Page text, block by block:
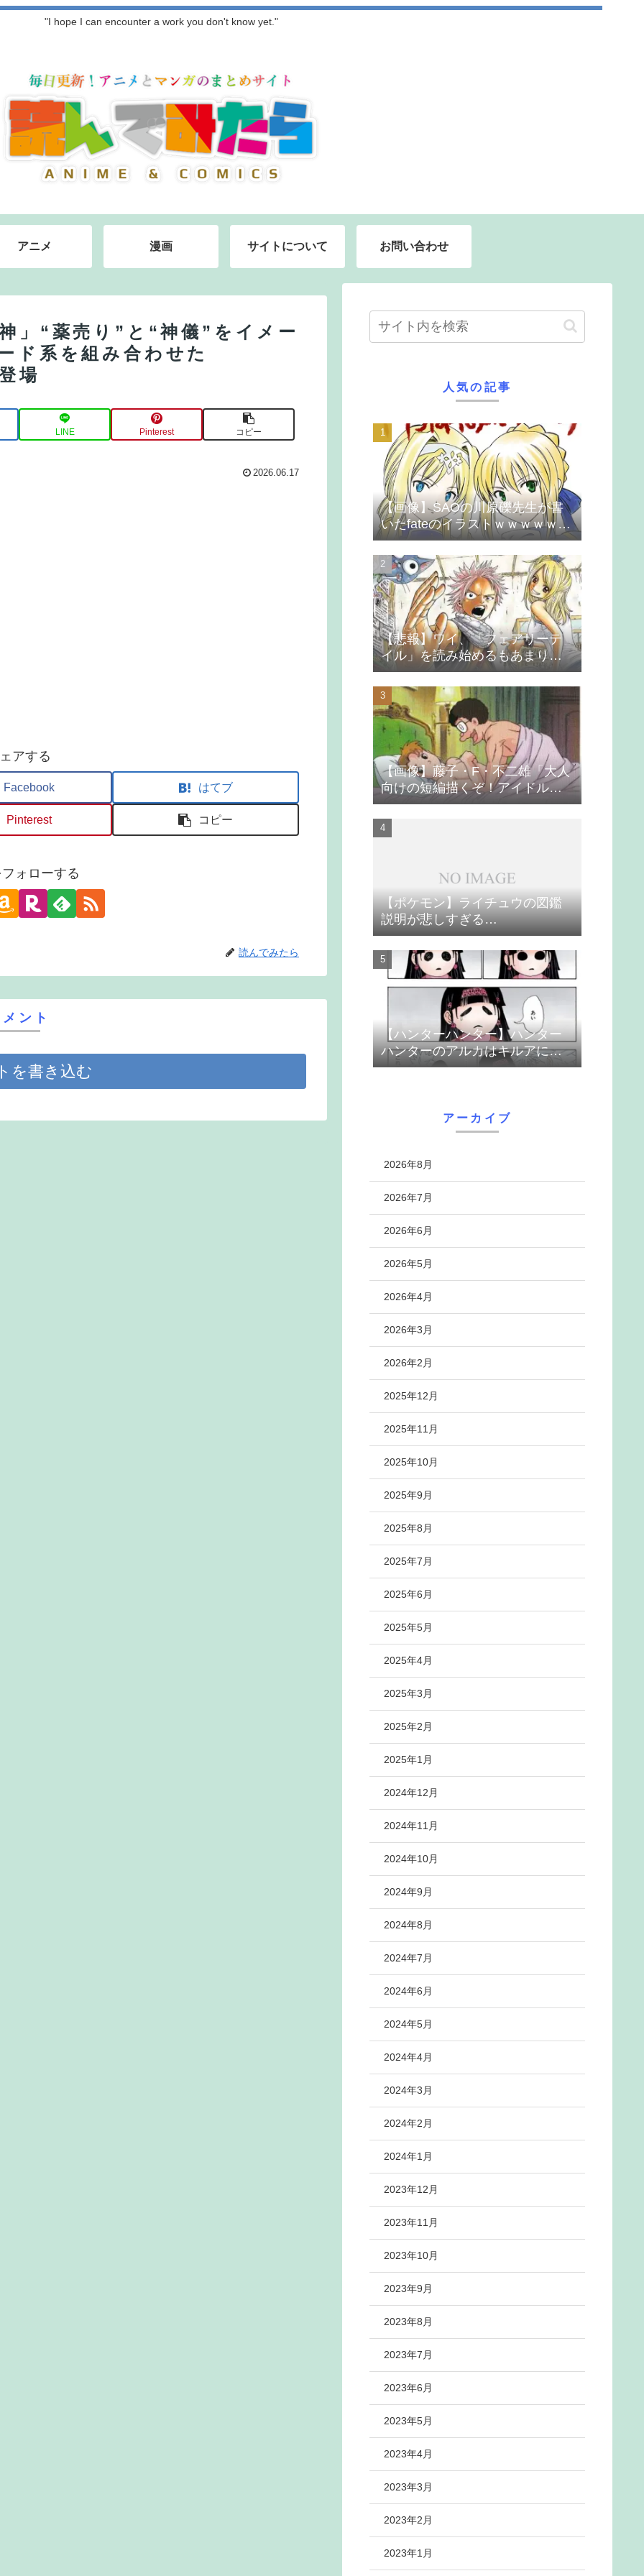
"I hope I can encounter a work you don't know yet."
アニメ 漫画 サイトについて お問い合わせ
」“薬売り”と“神儀”をイメー
ド系を組み合わせた
場
LINE Pinterest コピー
2026.06.17
アする
Facebook はてブ
Pinterest コピー
ォローする
読んでみたら
ント
を書き込む
人気の記事
【画像】SAOの川原礫先生が書
いたfateのイラストｗｗｗｗｗｗ
ｗｗｗ
【悲報】ワイ、「フェアリーテ
イル」を読み始めるもあまりの
つまらなさに挫折する
【画像】藤子・F・不二雄「大人
向けの短編描くぞ！アイドルが
無理やり抱かれるシーン入れ
よ」
【ポケモン】ライチュウの図鑑
説明が悲しすぎる…
【ハンターハンター】ハンター
ハンターのアルカはキルアに取
り付いた暗黒大陸の欲望の共依
アーカイブ
2026年8月
2026年7月
2026年6月
2026年5月
2026年4月
2026年3月
2026年2月
2025年12月
2025年11月
2025年10月
2025年9月
2025年8月
2025年7月
2025年6月
2025年5月
2025年4月
2025年3月
2025年2月
2025年1月
2024年12月
2024年11月
2024年10月
2024年9月
2024年8月
2024年7月
2024年6月
2024年5月
2024年4月
2024年3月
2024年2月
2024年1月
2023年12月
2023年11月
2023年10月
2023年9月
2023年8月
2023年7月
2023年6月
2023年5月
2023年4月
2023年3月
2023年2月
2023年1月